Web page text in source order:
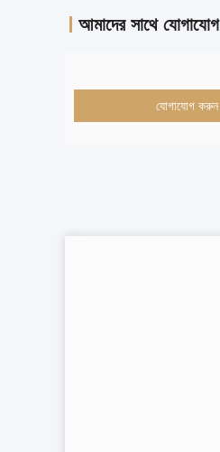
আমাদের সাথে যোগাযোগ
যোগাযোগ করুন